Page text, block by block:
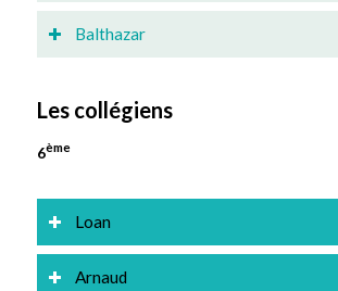
Balthazar
Les collégiens
6ème
Loan
Arnaud